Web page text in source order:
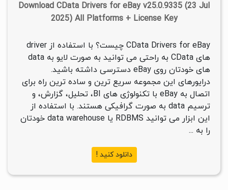
Download CData Drivers for eBay v25.0.9335 (23 Jul
2025) All Platforms + License Key
CData Drivers for eBay چیست؟ با استفاده از driver
های CData به راحتی می توانید به صورت لایو به data
های خودتان روی eBay دسترسی داشته باشید.
درایورهای این مجموعه سریع ترین و ساده ترین راه برای
اتصال به eBay با تکنولوژی های BI، تحلیل، گزارش، و
ترسیم data به صورت گرافیکی هستند. با استفاده از
این ابزار می توانید RDBMS یا data warehouse خودتان
را به ...
دانلود کنید !